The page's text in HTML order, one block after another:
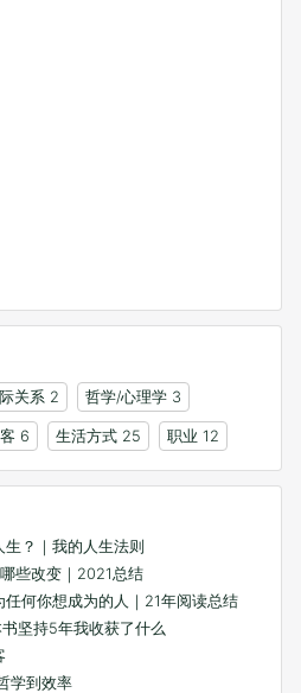
关系 2 哲学/心理学 3
6 生活方式 25 职业 12
？｜我的人生法则
些改变｜2021总结
何你想成为的人｜21年阅读总结
坚持5年我收获了什么
学到效率